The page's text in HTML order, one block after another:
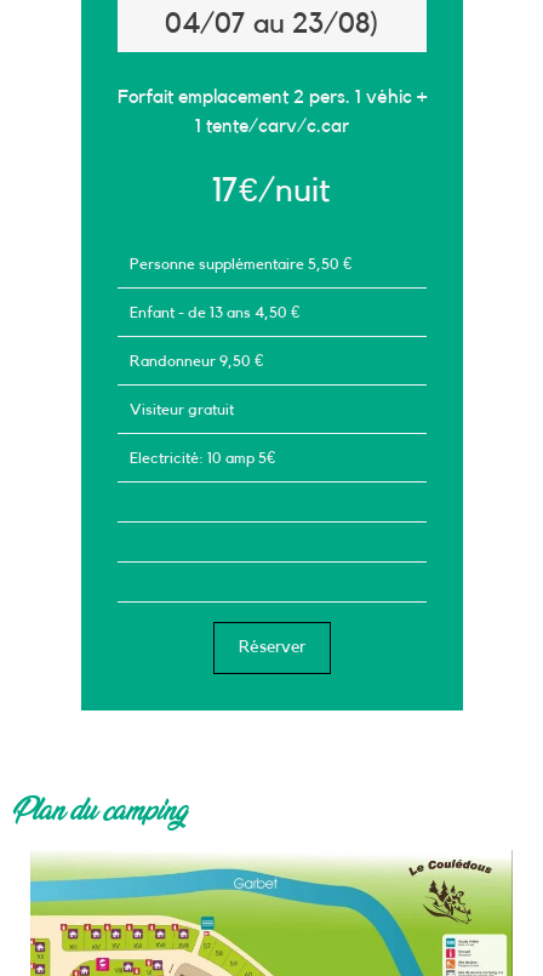
04/07 au 23/08)
Forfait emplacement 2 pers. 1 véhic +
1 tente/carv/c.car
17€/nuit
Personne supplémentaire 5,50 €
Enfant - de 13 ans 4,50 €
Randonneur 9,50 €
Visiteur gratuit
Electricité: 10 amp 5€
Réserver
Plan du camping